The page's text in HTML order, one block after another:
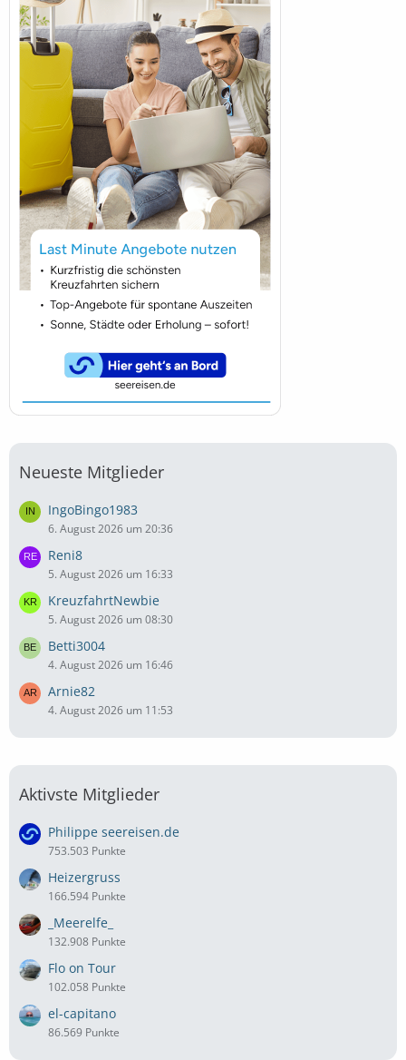
Neueste Mitglieder
IngoBingo1983
6. August 2026 um 20:36
Reni8
5. August 2026 um 16:33
KreuzfahrtNewbie
5. August 2026 um 08:30
Betti3004
4. August 2026 um 16:46
Arnie82
4. August 2026 um 11:53
Aktivste Mitglieder
Philippe seereisen.de
753.503 Punkte
Heizergruss
166.594 Punkte
_Meerelfe_
132.908 Punkte
Flo on Tour
102.058 Punkte
el-capitano
86.569 Punkte